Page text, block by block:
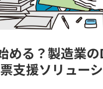
める？製造業
支援ソリュー